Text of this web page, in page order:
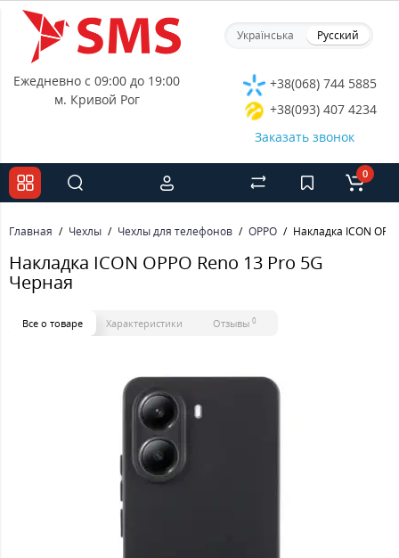
Українська Русский
Ежедневно с 09:00 до 19:00
м. Кривой Рог
+38(068) 744 5885
+38(093) 407 4234
Заказать звонок
0
Главная Чехлы Чехлы для телефонов OPPO Накладка ICON
Накладка ICON OPPO Reno 13 Pro 5G
Черная
Все о товаре Характеристики Отзывы 0